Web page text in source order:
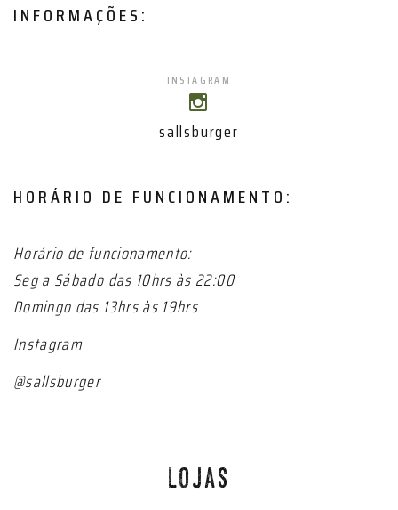
INFORMAÇÕES:
INSTAGRAM
sallsburger
HORÁRIO DE FUNCIONAMENTO:
Horário de funcionamento:
Seg a Sábado das 10hrs às 22:00
Domingo das 13hrs às 19hrs
Instagram
@sallsburger
LOJAS